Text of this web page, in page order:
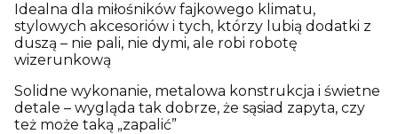
Idealna dla miłośników fajkowego klimatu,
stylowych akcesoriów i tych, którzy lubią dodatki z
duszą – nie pali, nie dymi, ale robi robotę
wizerunkową
Solidne wykonanie, metalowa konstrukcja i świetne
detale – wygląda tak dobrze, że sąsiad zapyta, czy
też może taką „zapalić”